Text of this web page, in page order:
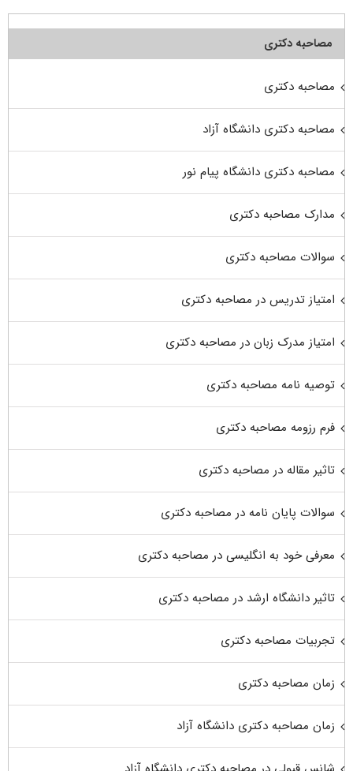
مصاحبه دکتری
مصاحبه دکتری
مصاحبه دکتری دانشگاه آزاد
مصاحبه دکتری دانشگاه پیام نور
مدارک مصاحبه دکتری
سوالات مصاحبه دکتری
امتیاز تدریس در مصاحبه دکتری
امتیاز مدرک زبان در مصاحبه دکتری
توصیه نامه مصاحبه دکتری
فرم رزومه مصاحبه دکتری
تاثیر مقاله در مصاحبه دکتری
سوالات پایان نامه در مصاحبه دکتری
معرفی خود به انگلیسی در مصاحبه دکتری
تاثیر دانشگاه ارشد در مصاحبه دکتری
تجربیات مصاحبه دکتری
زمان مصاحبه دکتری
زمان مصاحبه دکتری دانشگاه آزاد